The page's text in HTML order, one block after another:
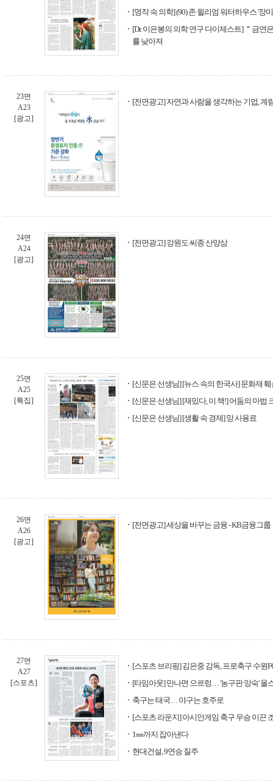
[명작 속 의학] (90) 존 윌리엄 워터하우스 '장
[Dr. 이은봉의 의학 연구 다이제스트] ＂금연
률 낮아져
23면
A23
[광고]
[전면광고] 자연과 사람을 생각하는 기업, 계
24면
A24
[광고]
[전면광고] 강원도 씨종 산양삼
25면
A25
[특집]
[신문은 선생님] [뉴스 속의 한국사] 문화재
[신문은 선생님] [재밌다, 이 책!] 어둠의 마법
[신문은 선생님] [생활 속 경제] 망 사용료
26면
A26
[광고]
[전면광고] 세상을 바꾸는 금융 - KB금융그룹
27면
A27
[스포츠]
[스포츠 브리핑] 김은중 감독, 프로축구 수원
[타임아웃] 만나면 으르렁… '농구판 앙숙' 올
축구는 태국… 야구는 호주로
[스포츠 라운지] 아시안게임 축구 우승 이끈
1㎜까지 잡아낸다
현대건설, 9연승 질주